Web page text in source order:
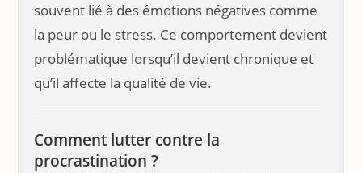
souvent lié à des émotions négatives comme
la peur ou le stress. Ce comportement devient
problématique lorsqu’il devient chronique et
qu’il affecte la qualité de vie.
Comment lutter contre la
procrastination ?